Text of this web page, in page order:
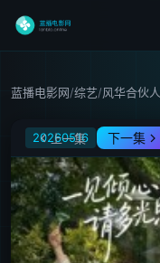
蓝播电影网/综艺/风华合伙人
风华合伙人
20260516
上一集 下一集